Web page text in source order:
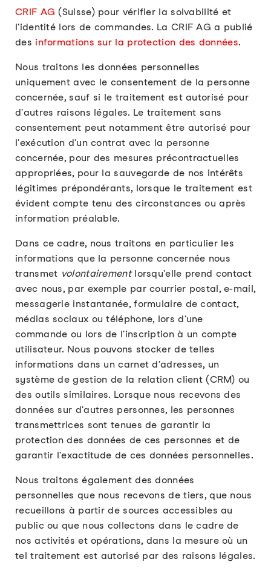
CRIF AG (Suisse) pour vérifier la solvabilité et
l'identité lors de commandes. La CRIF AG a publié
des informations sur la protection des données.
Nous traitons les données personnelles
uniquement avec le consentement de la personne
concernée, sauf si le traitement est autorisé pour
d'autres raisons légales. Le traitement sans
consentement peut notamment être autorisé pour
l'exécution d'un contrat avec la personne
concernée, pour des mesures précontractuelles
appropriées, pour la sauvegarde de nos intérêts
légitimes prépondérants, lorsque le traitement est
évident compte tenu des circonstances ou après
information préalable.
Dans ce cadre, nous traitons en particulier les
informations que la personne concernée nous
transmet volontairementlorsqu'elle prend contact
avec nous, par exemple par courrier postal, e-mail,
messagerie instantanée, formulaire de contact,
médias sociaux ou téléphone, lors d'une
commande ou lors de l'inscription à un compte
utilisateur. Nous pouvons stocker de telles
informations dans un carnet d'adresses, un
système de gestion de la relation client (CRM) ou
des outils similaires. Lorsque nous recevons des
données sur d'autres personnes, les personnes
transmettrices sont tenues de garantir la
protection des données de ces personnes et de
garantir l'exactitude de ces données personnelles.
Nous traitons également des données
personnelles que nous recevons de tiers, que nous
recueillons à partir de sources accessibles au
public ou que nous collectons dans le cadre de
nos activités et opérations, dans la mesure où un
tel traitement est autorisé par des raisons légales.